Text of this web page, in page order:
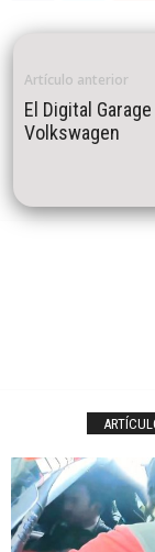
Artículo anterior
El Digital
Volkswagen